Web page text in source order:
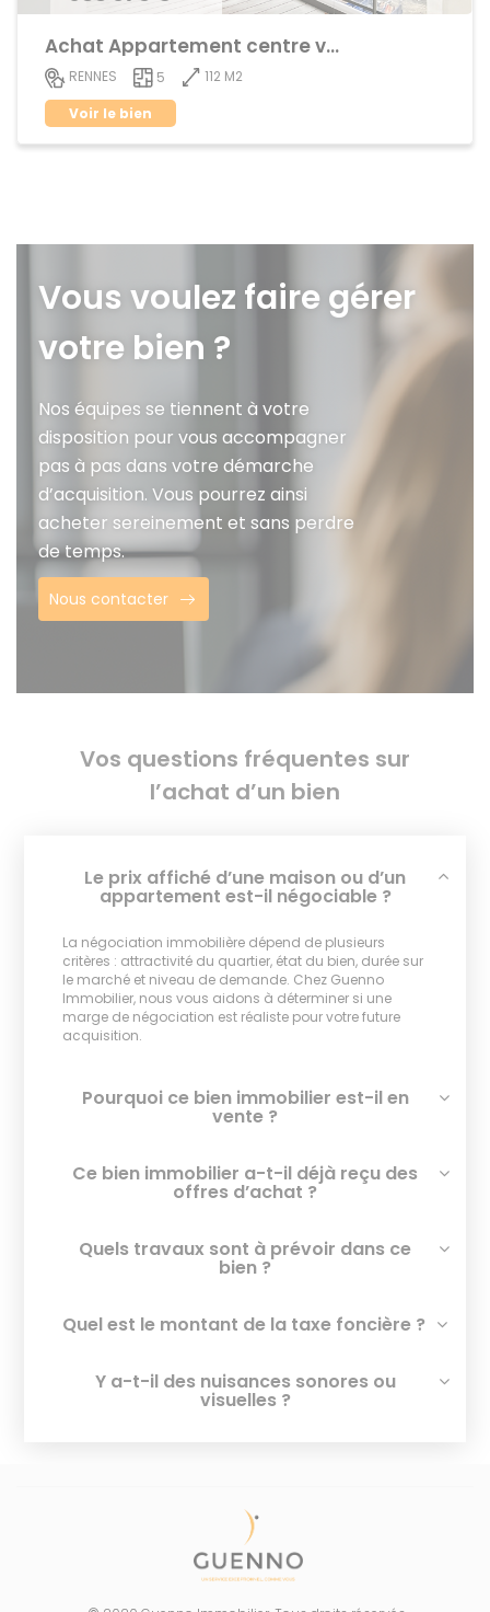
Achat Appartement centre ville
RENNES 5
112 M2
Voir le bien
Vous voulez faire gérer
votre bien ?
Nos équipes se tiennent à votre
disposition pour vous accompagner
pas à pas dans votre démarche
d’acquisition. Vous pourrez ainsi
acheter sereinement et sans perdre
de temps.
Nous contacter
Vos questions fréquentes sur
l’achat d’un bien
Le prix affiché d’une maison ou d’un
appartement est-il négociable ?
La négociation immobilière dépend de plusieurs
critères : attractivité du quartier, état du bien, durée sur
le marché et niveau de demande. Chez Guenno
Immobilier, nous vous aidons à déterminer si une
marge de négociation est réaliste pour votre future
acquisition.
Pourquoi ce bien immobilier est-il en
vente ?
Ce bien immobilier a-t-il déjà reçu des
offres d’achat ?
Quels travaux sont à prévoir dans ce
bien ?
Quel est le montant de la taxe foncière ?
Y a-t-il des nuisances sonores ou
visuelles ?